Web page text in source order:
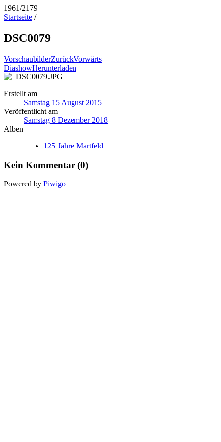
1961/2179
Startseite /
DSC0079
VorschaubilderZurückVorwärts
DiashowHerunterladen
Erstellt am
Samstag 15 August 2015
Veröffentlicht am
Samstag 8 Dezember 2018
Alben
125-Jahre-Martfeld
Kein Kommentar (0)
Powered by Piwigo